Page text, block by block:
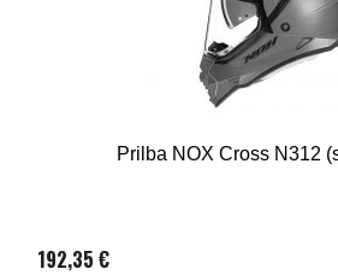
Prilba NOX Cross N312
192,35 €